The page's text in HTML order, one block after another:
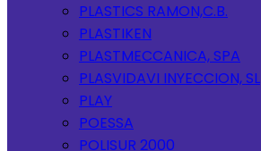
PLASTICS RAMON,C.B.
PLASTIKEN
PLASTMECCANICA, SPA
PLASVIDAVI INYECCION, SL
PLAY
POESSA
POLISUR 2000